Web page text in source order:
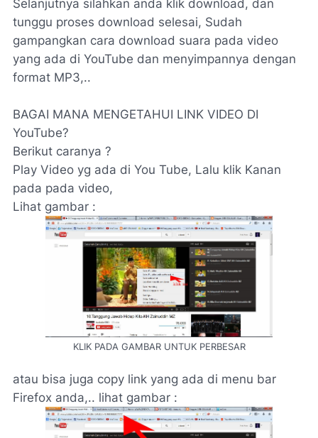
Selanjutnya silahkan anda klik download, dan
tunggu proses download selesai, Sudah
gampangkan cara download suara pada video
yang ada di YouTube dan menyimpannya dengan
format MP3,..
BAGAI MANA MENGETAHUI LINK VIDEO DI
YouTube?
Berikut caranya ?
Play Video yg ada di You Tube, Lalu klik Kanan
pada pada video,
Lihat gambar :
KLIK PADA GAMBAR UNTUK PERBESAR
atau bisa juga copy link yang ada di menu bar
Firefox anda,.. lihat gambar :